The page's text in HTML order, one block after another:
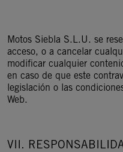
Motos Siebla S.L.U. se
acceso, o a cancelar
modificar cualquier
en caso de que este
legislación o las
Web.
VII.